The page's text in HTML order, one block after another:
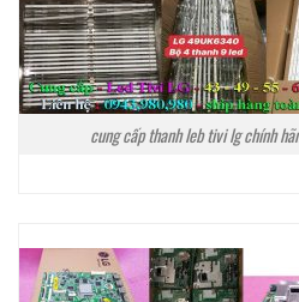
cung cấp thanh leb tivi lg chính